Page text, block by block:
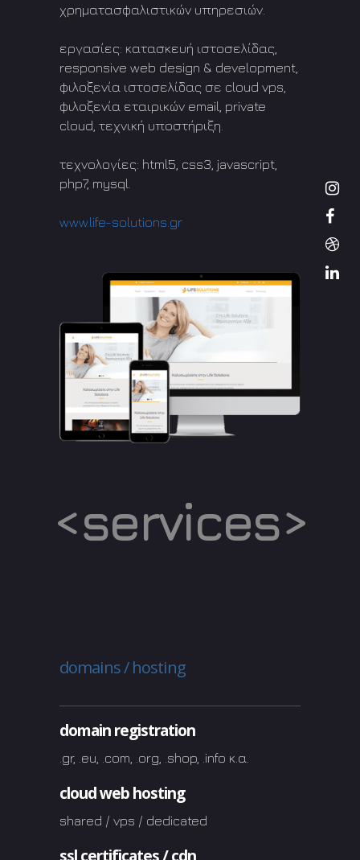
χρηματασφαλιστικών υπηρεσιών.
εργασίες: κατασκευή ιστοσελίδας,
responsive web design & development,
φιλοξενία ιστοσελίδας σε cloud vps,
φιλοξενία εταιρικών email, private
cloud, τεχνική υποστήριξη.
τεχνολογίες: html5, css3, javascript,
php7, mysql.
www.life-solutions.gr
<services>
domains / hosting
domain registration
.gr, .eu, .com, .org, .shop, .info κ.α.
cloud web hosting
shared / vps / dedicated